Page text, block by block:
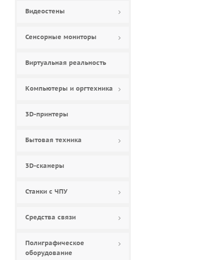
Видеостены
Сенсорные мониторы
Виртуальная реальность
Компьютеры и оргтехника
3D-принтеры
Бытовая техника
3D-сканеры
Станки с ЧПУ
Средства связи
Полиграфическое
оборудование